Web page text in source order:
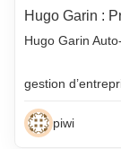
Hugo Garin :
Hugo Garin
gestion
piwi